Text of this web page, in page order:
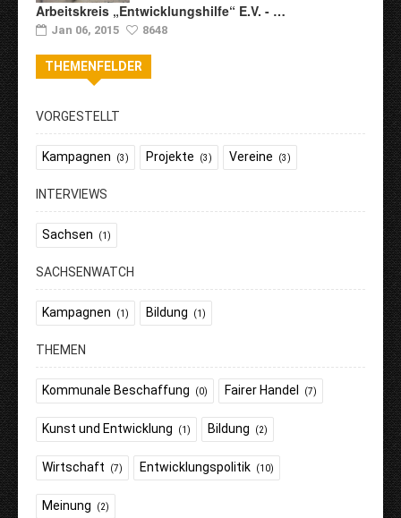
Arbeitskreis „Entwicklungshilfe“ E.V. - …
Jan 06, 2015 8648
THEMENFELDER
VORGESTELLT
Kampagnen (3) Projekte (3) Vereine (3)
INTERVIEWS
Sachsen (1)
SACHSENWATCH
Kampagnen (1) Bildung (1)
THEMEN
Kommunale Beschaffung (0) Fairer Handel (7)
Kunst und Entwicklung (1) Bildung (2)
Wirtschaft (7) Entwicklungspolitik (10)
Meinung (2)